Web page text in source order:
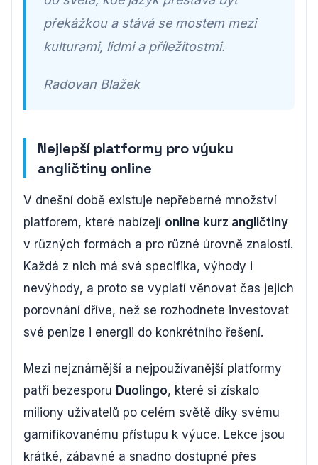
překážkou a stává se mostem mezi
kulturami, lidmi a příležitostmi.
Radovan Blažek
Nejlepší platformy pro výuku
angličtiny online
V dnešní době existuje nepřeberné množství
platforem, které nabízejí online kurz angličtiny
v různých formách a pro různé úrovně znalostí.
Každá z nich má svá specifika, výhody i
nevýhody, a proto se vyplatí věnovat čas jejich
porovnání dříve, než se rozhodnete investovat
své peníze i energii do konkrétního řešení.
Mezi nejznámější a nejpoužívanější platformy
patří bezesporu Duolingo, které si získalo
miliony uživatelů po celém světě díky svému
gamifikovanému přístupu k výuce. Lekce jsou
krátké, zábavné a snadno dostupné přes